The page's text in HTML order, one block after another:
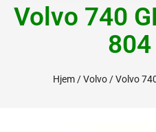
Volvo 740
Hjem/Volvo/ Volvo